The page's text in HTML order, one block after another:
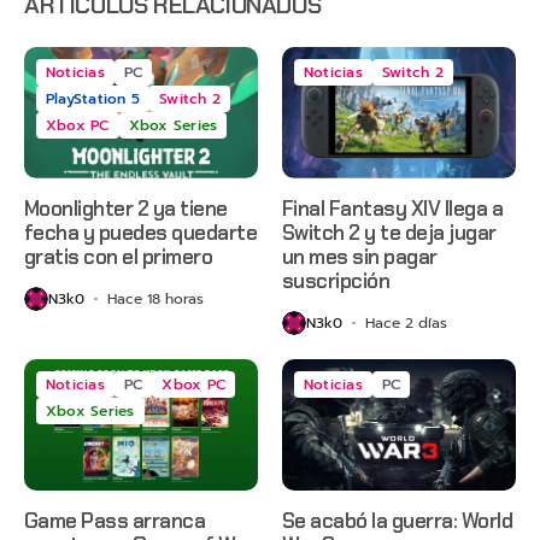
Noticias
PC
PlayStation 5
Switch 2
Xbox PC
Xbox Series
Moonlighter 2 ya tiene
fecha y puedes quedarte
gratis con el primero
N3k0 Hace 18 horas
Noticias Switch 2
Final Fantasy XIV llega a
Switch 2 y te deja jugar
un mes sin pagar
suscripción
N3k0 Hace 2 días
Noticias PC
Xbox PC
Xbox Series
Game Pass arranca
Noticias PC
Se acabó la guerra: World